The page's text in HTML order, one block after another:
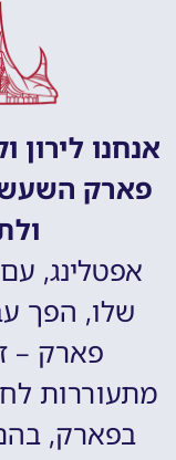
אנחנו
פארק
אפטלינג,
שלו, הפך
פארק –
מתעוררות
בפארק,